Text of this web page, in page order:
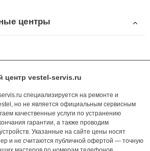
центры
vestel-servis.ru
специализируется на ремонте и
но не является официальным сервисным
качественные услуги по устранению
гарантии, а также проводим
Указанные на сайте цены носят
и не считаются публичной офертой — точную